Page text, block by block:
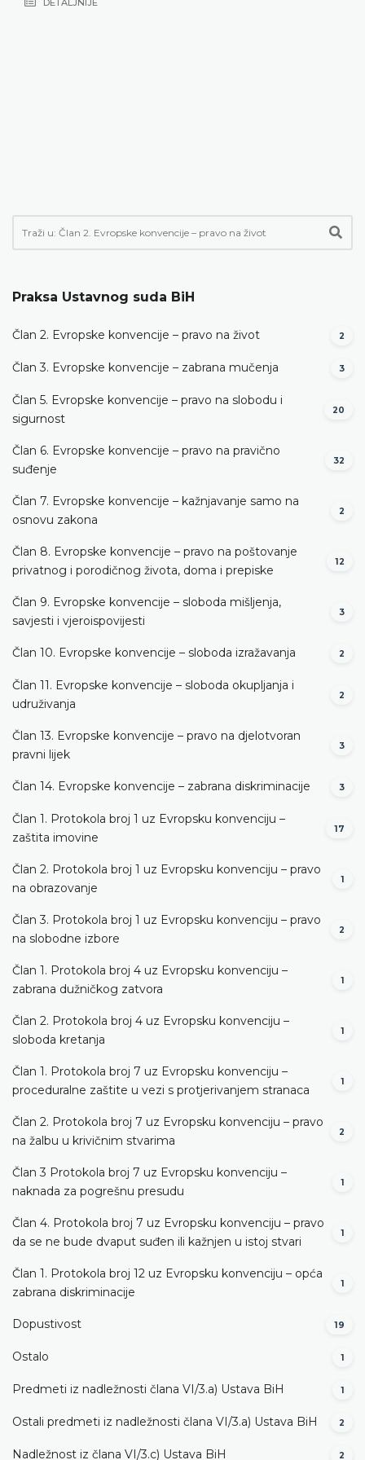
Praksa Ustavnog suda BiH
Član 2. Evropske konvencije – pravo na život 2
Član 3. Evropske konvencije – zabrana mučenja 3
Član 5. Evropske konvencije – pravo na slobodu i
sigurnost
20
Član 6. Evropske konvencije – pravo na pravično
suđenje
32
Član 7. Evropske konvencije – kažnjavanje samo na
osnovu zakona
2
Član 8. Evropske konvencije – pravo na poštovanje
privatnog i porodičnog života, doma i prepiske
12
Član 9. Evropske konvencije – sloboda mišljenja,
savjesti i vjeroispovijesti
3
Član 10. Evropske konvencije – sloboda izražavanja 2
Član 11. Evropske konvencije – sloboda okupljanja i
udruživanja
2
Član 13. Evropske konvencije – pravo na djelotvoran
pravni lijek
3
Član 14. Evropske konvencije – zabrana diskriminacije 3
Član 1. Protokola broj 1 uz Evropsku konvenciju –
zaštita imovine
17
Član 2. Protokola broj 1 uz Evropsku konvenciju – pravo
na obrazovanje
1
Član 3. Protokola broj 1 uz Evropsku konvenciju – pravo
na slobodne izbore
2
Član 1. Protokola broj 4 uz Evropsku konvenciju –
zabrana dužničkog zatvora
1
Član 2. Protokola broj 4 uz Evropsku konvenciju –
sloboda kretanja
1
Član 1. Protokola broj 7 uz Evropsku konvenciju –
proceduralne zaštite u vezi s protjerivanjem stranaca
1
Član 2. Protokola broj 7 uz Evropsku konvenciju – pravo
na žalbu u krivičnim stvarima
2
Član 3 Protokola broj 7 uz Evropsku konvenciju –
naknada za pogrešnu presudu
1
Član 4. Protokola broj 7 uz Evropsku konvenciju – pravo
da se ne bude dvaput suđen ili kažnjen u istoj stvari
1
Član 1. Protokola broj 12 uz Evropsku konvenciju – opća
zabrana diskriminacije
1
Dopustivost 19
Ostalo 1
Predmeti iz nadležnosti člana VI/3.а) Ustava BiH 1
Ostali predmeti iz nadležnosti člana VI/3.а) Ustava BiH 2
Nadležnost iz člana VI/3.c) Ustava BiH 2